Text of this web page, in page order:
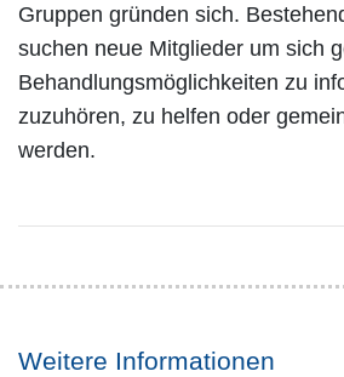
Gruppen gründen sich.
suchen neue Mitglieder um sich
Behandlungsmöglichkeiten zu
zuzuhören, zu helfen oder
werden.
Weitere Informationen